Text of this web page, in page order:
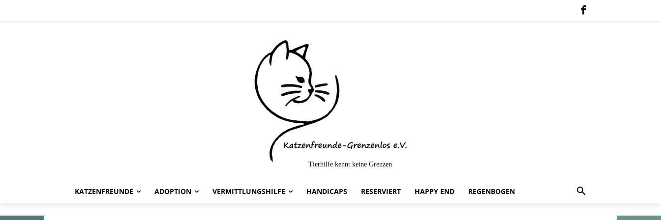
Tierhilfe kennt keine Grenzen
KATZENFREUNDE ADOPTION VERMITTLUNGSHILFE HANDICAPS RESERVIERT HAPPY END REGENBOGEN
Gordi -vermittelt-